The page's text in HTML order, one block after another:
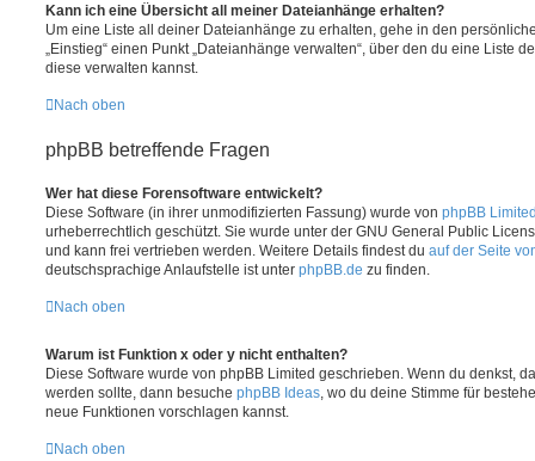
Kann ich eine Übersicht all meiner Dateianhänge erhalten?
Um eine Liste all deiner Dateianhänge zu erhalten, gehe in den
„Einstieg“ einen Punkt „Dateianhänge verwalten“, über den du eine Liste
diese verwalten kannst.
Nach oben
phpBB betreffende Fragen
Wer hat diese Forensoftware entwickelt?
Diese Software (in ihrer unmodifizierten Fassung) wurde von phpBB
urheberrechtlich geschützt. Sie wurde unter der GNU General Public
und kann frei vertrieben werden. Weitere Details findest du auf der Seite
deutschsprachige Anlaufstelle ist unter phpBB.de zu finden.
Nach oben
Warum ist Funktion x oder y nicht enthalten?
Diese Software wurde von phpBB Limited geschrieben. Wenn du denkst,
werden sollte, dann besuche phpBB Ideas , wo du deine Stimme für
neue Funktionen vorschlagen kannst.
Nach oben